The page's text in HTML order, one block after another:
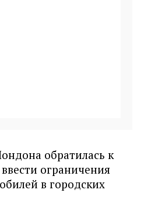
обратилась к
ограничения
в городских